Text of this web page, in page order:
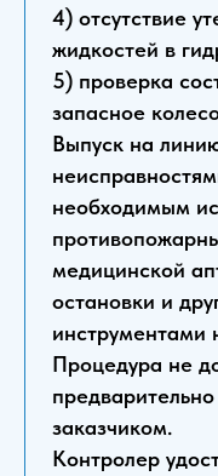
4) отсутствие
жидкостей в
5) проверка
запасное
Выпуск на
необходимым
медицинской
остановки и
инструментами
Процедура не
заказчиком.
Контролер